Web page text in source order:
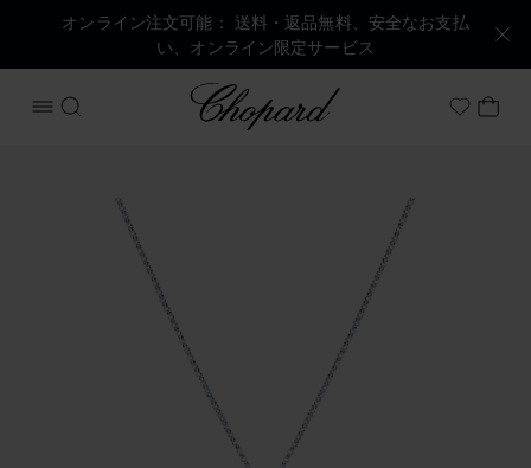
オンライン注文可能： 送料・返品無料、安全なお支払
い、オンライン限定サービス
メニューを開く
検索する
Chopard
Myマ